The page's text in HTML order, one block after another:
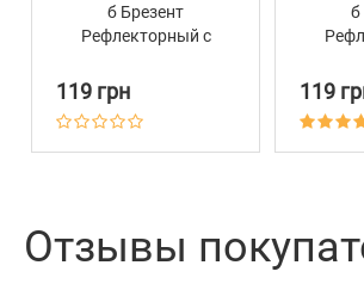
б Брезент
Рефлекторный c
пряжкой Bronzedog
Сotton Черри
119 грн
б
119
Отзывы